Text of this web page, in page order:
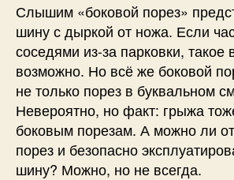
Слышим «боковой порез»
шину с дыркой от ножа. Если
соседями из-за парковки, такое
возможно. Но всё же боковой
не только порез в буквальном
Невероятно, но факт: грыжа
боковым порезам. А можно ли
порез и безопасно
шину? Можно, но не всегда.